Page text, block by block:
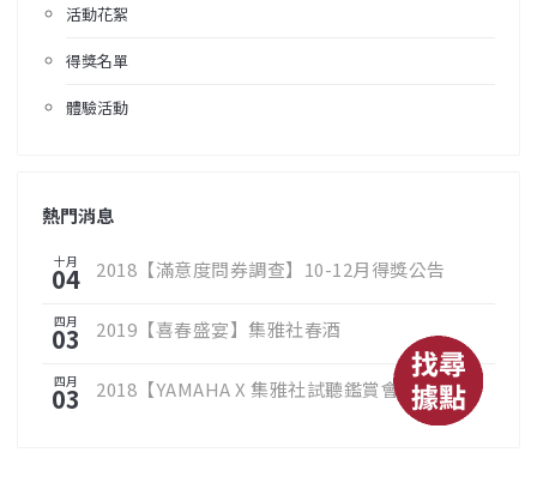
活動花絮
得獎名單
體驗活動
熱門消息
十月
04 2018【滿意度問券調查】10-12月得獎公告
四月
03 2019【喜春盛宴】集雅社春酒
四月
03 2018【YAMAHA X 集雅社試聽鑑賞會】